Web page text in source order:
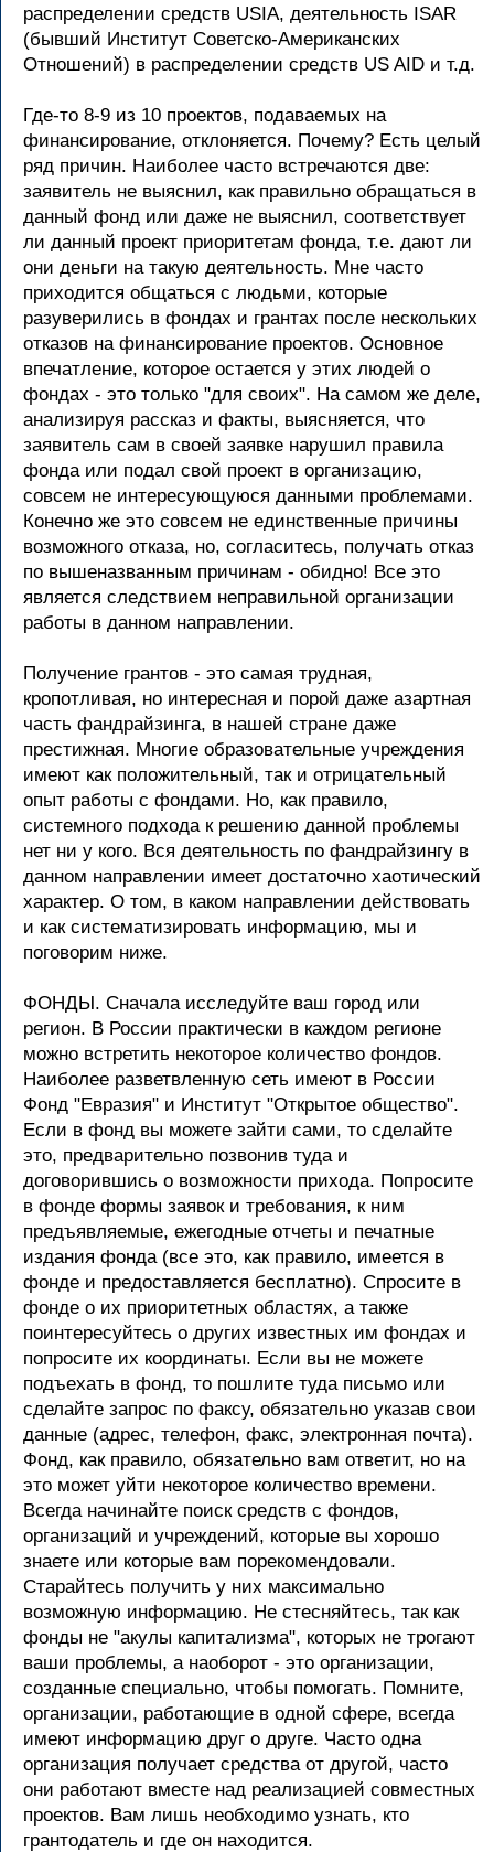
распределении средств USIA, деятельность ISAR
(бывший Институт Советско-Американских
Отношений) в распределении средств US AID и т.д.
Где-то 8-9 из 10 проектов, подаваемых на
финансирование, отклоняется. Почему? Есть целый
ряд причин. Наиболее часто встречаются две:
заявитель не выяснил, как правильно обращаться в
данный фонд или даже не выяснил, соответствует
ли данный проект приоритетам фонда, т.е. дают ли
они деньги на такую деятельность. Мне часто
приходится общаться с людьми, которые
разуверились в фондах и грантах после нескольких
отказов на финансирование проектов. Основное
впечатление, которое остается у этих людей о
фондах - это только "для своих". На самом же деле,
анализируя рассказ и факты, выясняется, что
заявитель сам в своей заявке нарушил правила
фонда или подал свой проект в организацию,
совсем не интересующуюся данными проблемами.
Конечно же это совсем не единственные причины
возможного отказа, но, согласитесь, получать отказ
по вышеназванным причинам - обидно! Все это
является следствием неправильной организации
работы в данном направлении.
Получение грантов - это самая трудная,
кропотливая, но интересная и порой даже азартная
часть фандрайзинга, в нашей стране даже
престижная. Многие образовательные учреждения
имеют как положительный, так и отрицательный
опыт работы с фондами. Но, как правило,
системного подхода к решению данной проблемы
нет ни у кого. Вся деятельность по фандрайзингу в
данном направлении имеет достаточно хаотический
характер. О том, в каком направлении действовать
и как систематизировать информацию, мы и
поговорим ниже.
ФОНДЫ. Сначала исследуйте ваш город или
регион. В России практически в каждом регионе
можно встретить некоторое количество фондов.
Наиболее разветвленную сеть имеют в России
Фонд "Евразия" и Институт "Открытое общество".
Если в фонд вы можете зайти сами, то сделайте
это, предварительно позвонив туда и
договорившись о возможности прихода. Попросите
в фонде формы заявок и требования, к ним
предъявляемые, ежегодные отчеты и печатные
издания фонда (все это, как правило, имеется в
фонде и предоставляется бесплатно). Спросите в
фонде о их приоритетных областях, а также
поинтересуйтесь о других известных им фондах и
попросите их координаты. Если вы не можете
подъехать в фонд, то пошлите туда письмо или
сделайте запрос по факсу, обязательно указав свои
данные (адрес, телефон, факс, электронная почта).
Фонд, как правило, обязательно вам ответит, но на
это может уйти некоторое количество времени.
Всегда начинайте поиск средств с фондов,
организаций и учреждений, которые вы хорошо
знаете или которые вам порекомендовали.
Старайтесь получить у них максимально
возможную информацию. Не стесняйтесь, так как
фонды не "акулы капитализма", которых не трогают
ваши проблемы, а наоборот - это организации,
созданные специально, чтобы помогать. Помните,
организации, работающие в одной сфере, всегда
имеют информацию друг о друге. Часто одна
организация получает средства от другой, часто
они работают вместе над реализацией совместных
проектов. Вам лишь необходимо узнать, кто
грантодатель и где он находится.